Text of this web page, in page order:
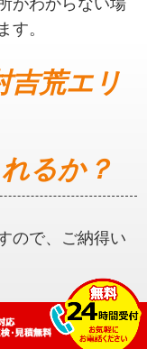
す。
吉荒エリ
るか？
ので、ご納得い
吉荒エリ